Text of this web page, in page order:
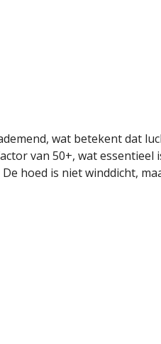
wat betekent dat
van 50+, wat
hoed is niet winddicht,